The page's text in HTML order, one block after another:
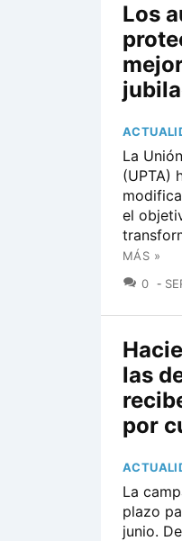
Los
La
(UPTA)
el
MÁS »
0
las
por
La
plazo
junio.